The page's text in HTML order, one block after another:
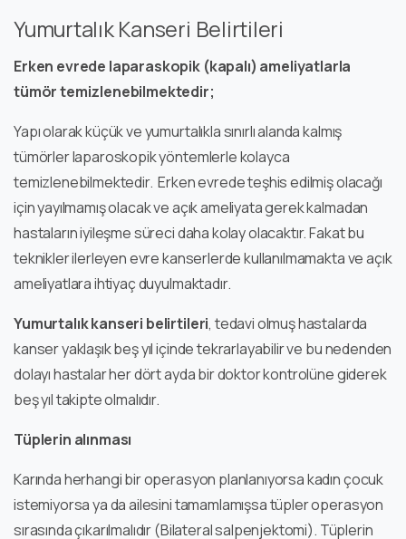
Yumurtalık Kanseri Belirtileri
Erken evrede laparaskopik (kapalı) ameliyatlarla
tümör temizlenebilmektedir;
Yapı olarak küçük ve yumurtalıkla sınırlı alanda kalmış
tümörler laparoskopik yöntemlerle kolayca
temizlenebilmektedir. Erken evrede teşhis edilmiş olacağı
için yayılmamış olacak ve açık ameliyata gerek kalmadan
hastaların iyileşme süreci daha kolay olacaktır. Fakat bu
teknikler ilerleyen evre kanserlerde kullanılmamakta ve açık
ameliyatlara ihtiyaç duyulmaktadır.
Yumurtalık kanseri belirtileri, tedavi olmuş hastalarda
kanser yaklaşık beş yıl içinde tekrarlayabilir ve bu nedenden
dolayı hastalar her dört ayda bir doktor kontrolüne giderek
beş yıl takipte olmalıdır.
Tüplerin alınması
Karında herhangi bir operasyon planlanıyorsa kadın çocuk
istemiyorsa ya da ailesini tamamlamışsa tüpler operasyon
sırasında çıkarılmalıdır (Bilateral salpenjektomi). Tüplerin